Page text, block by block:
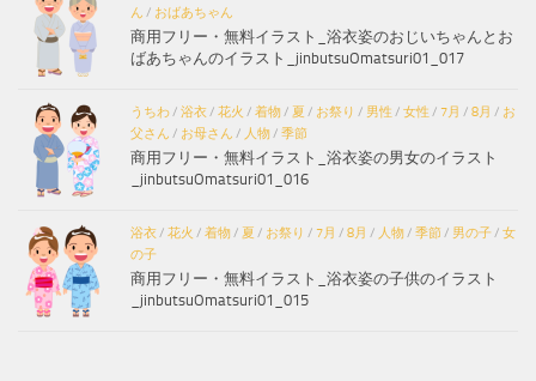
ん / おばあちゃん
商用フリー・無料イラスト_浴衣姿のおじいちゃんとお
ばあちゃんのイラスト_jinbutsuOmatsuri01_017
うちわ / 浴衣 / 花火 / 着物 / 夏 / お祭り / 男性 / 女性 / 7月 / 8月 / お
父さん / お母さん / 人物 / 季節
商用フリー・無料イラスト_浴衣姿の男女のイラスト
_jinbutsuOmatsuri01_016
浴衣 / 花火 / 着物 / 夏 / お祭り / 7月 / 8月 / 人物 / 季節 / 男の子 / 女
の子
商用フリー・無料イラスト_浴衣姿の子供のイラスト
_jinbutsuOmatsuri01_015